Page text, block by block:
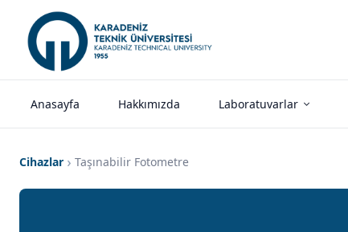
Anasayfa Hakkımızda Laboratuvarlar
Cihazlar Taşınabilir Fotometre